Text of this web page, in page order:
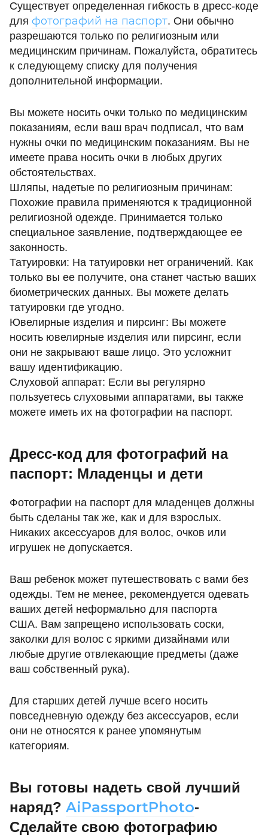
Существует определенная гибкость в дресс-коде
для фотографий на паспорт. Они обычно
разрешаются только по религиозным или
медицинским причинам. Пожалуйста, обратитесь
к следующему списку для получения
дополнительной информации.
Вы можете носить очки только по медицинским
показаниям, если ваш врач подписал, что вам
нужны очки по медицинским показаниям. Вы не
имеете права носить очки в любых других
обстоятельствах.
Шляпы, надетые по религиозным причинам:
Похожие правила применяются к традиционной
религиозной одежде. Принимается только
специальное заявление, подтверждающее ее
законность.
Татуировки: На татуировки нет ограничений. Как
только вы ее получите, она станет частью ваших
биометрических данных. Вы можете делать
татуировки где угодно.
Ювелирные изделия и пирсинг: Вы можете
носить ювелирные изделия или пирсинг, если
они не закрывают ваше лицо. Это усложнит
вашу идентификацию.
Слуховой аппарат: Если вы регулярно
пользуетесь слуховыми аппаратами, вы также
можете иметь их на фотографии на паспорт.
Дресс-код для фотографий на
паспорт: Младенцы и дети
Фотографии на паспорт для младенцев должны
быть сделаны так же, как и для взрослых.
Никаких аксессуаров для волос, очков или
игрушек не допускается.
Ваш ребенок может путешествовать с вами без
одежды. Тем не менее, рекомендуется одевать
ваших детей неформально для паспорта
США. Вам запрещено использовать соски,
заколки для волос с яркими дизайнами или
любые другие отвлекающие предметы (даже
ваш собственный рука).
Для старших детей лучше всего носить
повседневную одежду без аксессуаров, если
они не относятся к ранее упомянутым
категориям.
Вы готовы надеть свой лучший
наряд? AiPassportPhoto-
Сделайте свою фотографию